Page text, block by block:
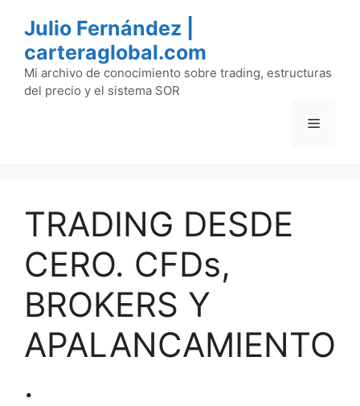
contenido
Julio Fernández |
carteraglobal.com
Mi archivo de conocimiento sobre trading, estructuras
del precio y el sistema SOR
Menú
TRADING DESDE
CERO. CFDs,
BROKERS Y
APALANCAMIENTO
.